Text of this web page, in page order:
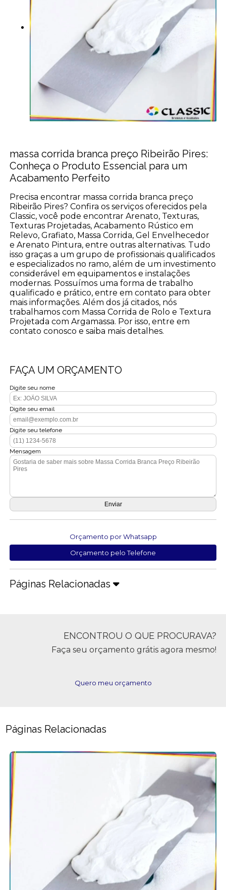
massa corrida branca preço Ribeirão Pires:
Conheça o Produto Essencial para um
Acabamento Perfeito
Precisa encontrar massa corrida branca preço
Ribeirão Pires? Confira os serviços oferecidos pela
Classic, você pode encontrar Arenato, Texturas,
Texturas Projetadas, Acabamento Rústico em
Relevo, Grafiato, Massa Corrida, Gel Envelhecedor
e Arenato Pintura, entre outras alternativas. Tudo
isso graças a um grupo de profissionais qualificados
e especializados no ramo, além de um investimento
considerável em equipamentos e instalações
modernas. Possuímos uma forma de trabalho
qualificado e prático, entre em contato para obter
mais informações. Além dos já citados, nós
trabalhamos com Massa Corrida de Rolo e Textura
Projetada com Argamassa. Por isso, entre em
contato conosco e saiba mais detalhes.
FAÇA UM ORÇAMENTO
Digite seu nome
Digite seu email
Digite seu telefone
Mensagem
Orçamento por Whatsapp
Orçamento pelo Telefone
Páginas Relacionadas
ENCONTROU O QUE PROCURAVA?
Faça seu orçamento grátis agora mesmo!
Quero meu orçamento
Páginas Relacionadas